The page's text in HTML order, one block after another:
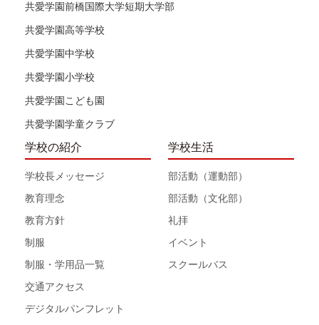
共愛学園前橋国際大学短期大学部
共愛学園高等学校
共愛学園中学校
共愛学園小学校
共愛学園こども園
共愛学園学童クラブ
学校の紹介
学校長メッセージ
教育理念
教育方針
制服
制服・学用品一覧
交通アクセス
デジタルパンフレット
学校生活
部活動（運動部）
部活動（文化部）
礼拝
イベント
スクールバス